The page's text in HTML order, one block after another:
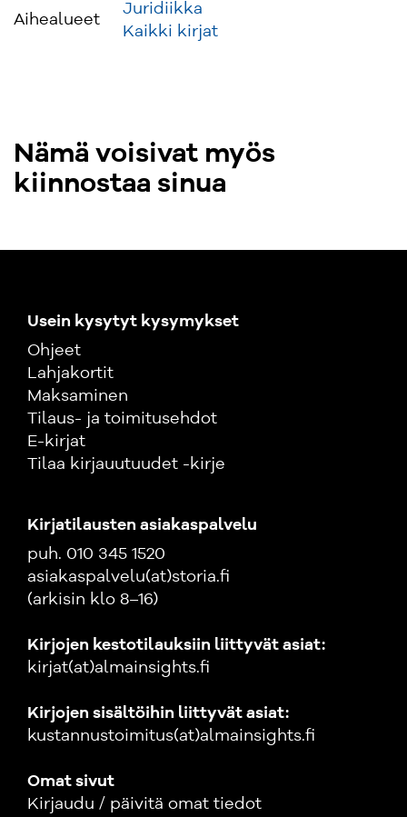
Aihealueet
Juridiikka
Kaikki kirjat
Nämä voisivat myös
kiinnostaa sinua
Usein kysytyt kysymykset
Ohjeet
Lahjakortit
Maksaminen
Tilaus- ja toimitusehdot
E-kirjat
Tilaa kirjauutuudet -kirje
Kirjatilausten asiakaspalvelu
puh. 010 345 1520
asiakaspalvelu(at)storia.fi
(arkisin klo 8–16)
Kirjojen kestotilauksiin liittyvät asiat:
kirjat(at)almainsights.fi
Kirjojen sisältöihin liittyvät asiat:
kustannustoimitus(at)almainsights.fi
Omat sivut
Kirjaudu / päivitä omat tiedot